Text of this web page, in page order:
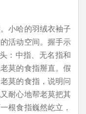
小哈的羽绒衣袖子
活动空间。握手示
：中指、无名指和
莫的食指掰直。假
莫的食指，说明问
耐心地帮老莫把其
根食指巍然屹立，